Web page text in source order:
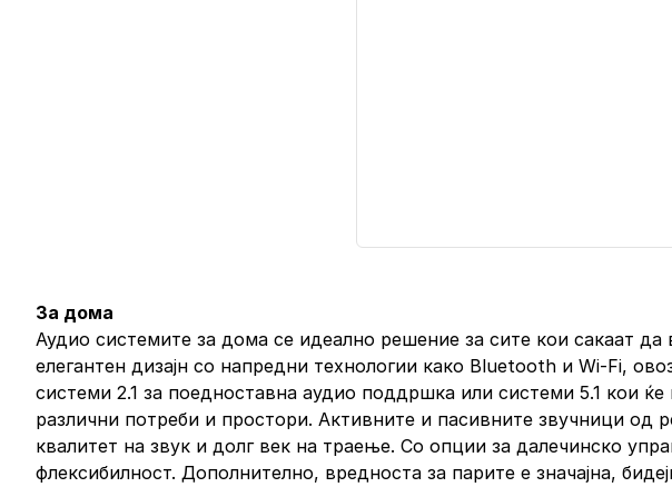
За дома
Аудио системите за дома се идеално решение за сите кои сакаат
елегантен дизајн со напредни технологии како Bluetooth и Wi-Fi,
системи 2.1 за поедноставна аудио поддршка или системи 5.1 кои
различни потреби и простори. Активните и пасивните звучници од
квалитет на звук и долг век на траење. Со опции за далечинско
флексибилност. Дополнително, вредноста за парите е значајна,